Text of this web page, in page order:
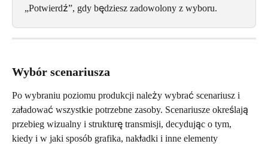
„Potwierdź”, gdy będziesz zadowolony z wyboru.
Wybór scenariusza
Po wybraniu poziomu produkcji należy wybrać scenariusz i
załadować wszystkie potrzebne zasoby. Scenariusze określają
przebieg wizualny i strukturę transmisji, decydując o tym,
kiedy i w jaki sposób grafika, nakładki i inne elementy